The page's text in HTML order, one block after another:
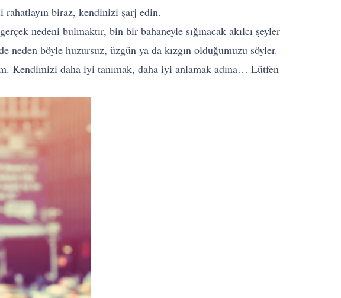
biraz, kendinizi şarj edin.
nedeni bulmaktır, bin bir bahaneyle sığınacak akılcı şeyler
böyle huzursuz, üzgün ya da kızgın olduğumuzu söyler.
Kendimizi daha iyi tanımak, daha iyi anlamak adına… Lütfen